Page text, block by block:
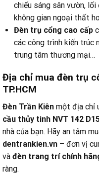
chiếu sáng sân vườn,
không gian ngoại thất
Đèn trụ cổng cao cấp
các công trình kiến trúc
trung tâm thương mại…
Địa chỉ mua đèn trụ
TP.HCM
Đèn Trần Kiên một địa chỉ
cầu thủy tinh NVT 142
nhà của bạn. Hãy an tâm
dentrankien.vn – đơn vị
và đèn trang trí chính
ràng.